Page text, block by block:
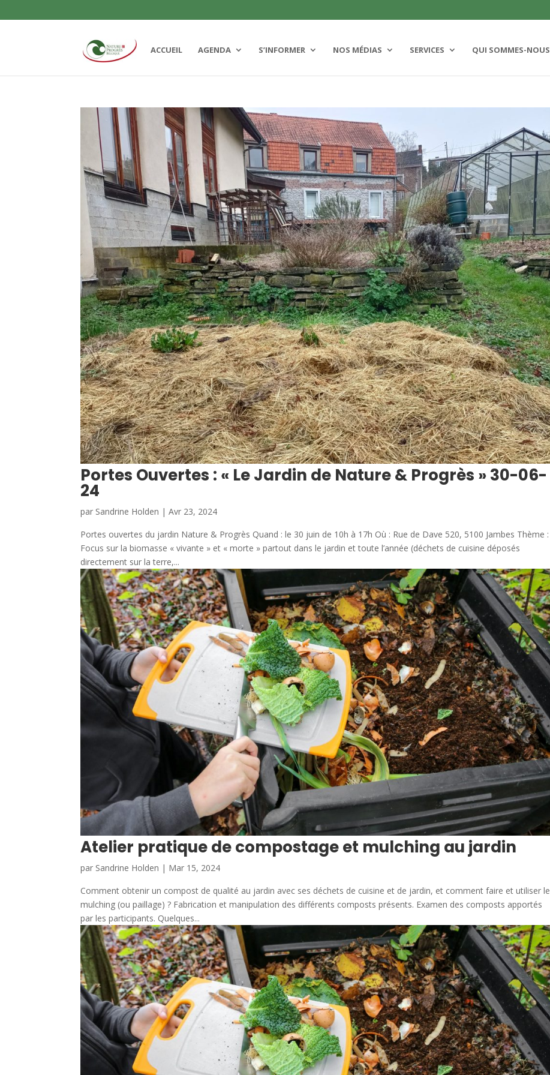
ACCUEIL AGENDA S’INFORMER NOS MÉDIAS SERVICES QUI SOMMES-NOUS
Portes Ouvertes : « Le Jardin de Nature & Progrès » 30-06-
24
par Sandrine Holden |Avr 23, 2024
Portes ouvertes du jardin Nature & Progrès Quand : le 30 juin de 10h à 17h Où : Rue de Dave 520, 5100 Jambes Thème :
Focus sur la biomasse « vivante » et « morte » partout dans le jardin et toute l’année (déchets de cuisine déposés
directement sur la terre,...
Atelier pratique de compostage et mulching au jardin
par Sandrine Holden | Mar 15, 2024
Comment obtenir un compost de qualité au jardin avec ses déchets de cuisine et de jardin, et comment faire et utiliser le
mulching (ou paillage) ? Fabrication et manipulation des différents composts présents. Examen des composts apportés
par les participants. Quelques...